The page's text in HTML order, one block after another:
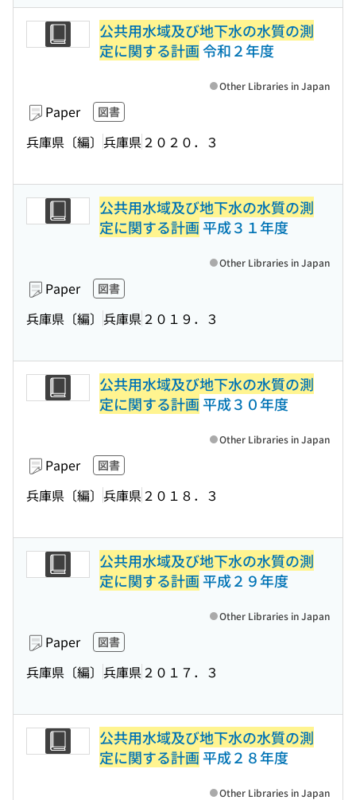
公共用水域及び地下水の水質の測
定に関する計画令和２年度
Paper 図書
兵庫県〔編〕 兵庫県 ２０２０．３
Other Libraries in Japan
公共用水域及び地下水の水質の測
定に関する計画平成３１年度
Paper 図書
兵庫県〔編〕 兵庫県 ２０１９．３
Other Libraries in Japan
公共用水域及び地下水の水質の測
定に関する計画平成３０年度
Paper 図書
兵庫県〔編〕 兵庫県 ２０１８．３
Other Libraries in Japan
公共用水域及び地下水の水質の測
定に関する計画平成２９年度
Paper 図書
兵庫県〔編〕 兵庫県 ２０１７．３
Other Libraries in Japan
公共用水域及び地下水の水質の測
定に関する計画平成２８年度
Other Libraries in Japan